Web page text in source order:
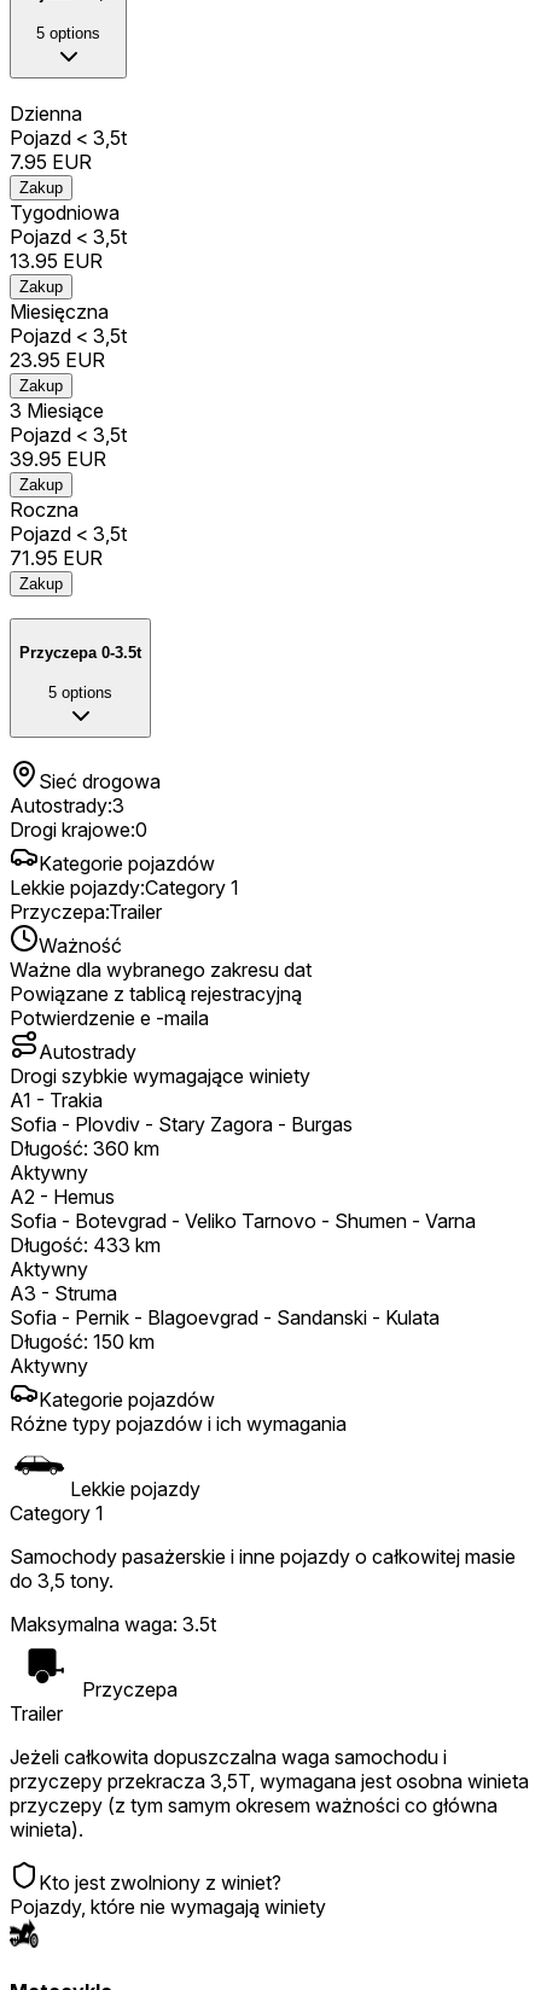
5 options
Dzienna
Pojazd < 3,5t
7.95 EUR
Zakup
Tygodniowa
Pojazd < 3,5t
13.95 EUR
Zakup
Miesięczna
Pojazd < 3,5t
23.95 EUR
Zakup
3 Miesiące
Pojazd < 3,5t
39.95 EUR
Zakup
Roczna
Pojazd < 3,5t
71.95 EUR
Zakup
Przyczepa 0-3.5t
5 options
Sieć drogowa
Autostrady:3
Drogi krajowe:0
Kategorie pojazdów
Lekkie pojazdy:Category 1
Przyczepa:Trailer
Ważność
Ważne dla wybranego zakresu dat
Powiązane z tablicą rejestracyjną
Potwierdzenie e -maila
Autostrady
Drogi szybkie wymagające winiety
A1 - Trakia
Sofia - Plovdiv - Stary Zagora - Burgas
Długość: 360 km
Aktywny
A2 - Hemus
Sofia - Botevgrad - Veliko Tarnovo - Shumen - Varna
Długość: 433 km
Aktywny
A3 - Struma
Sofia - Pernik - Blagoevgrad - Sandanski - Kulata
Długość: 150 km
Aktywny
Kategorie pojazdów
Różne typy pojazdów i ich wymagania
Lekkie pojazdy
Category 1
Samochody pasażerskie i inne pojazdy o całkowitej masie
do 3,5 tony.
Maksymalna waga: 3.5t
Przyczepa
Trailer
Jeżeli całkowita dopuszczalna waga samochodu i
przyczepy przekracza 3,5T, wymagana jest osobna winieta
przyczepy (z tym samym okresem ważności co główna
winieta).
Kto jest zwolniony z winiet?
Pojazdy, które nie wymagają winiety